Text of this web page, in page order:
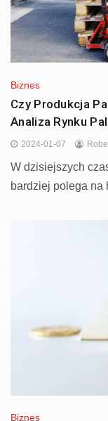
Biznes
Czy Produkcja
Analiza Rynku
2024-01-07
W dzisiejszych
bardziej polega na
Biznes